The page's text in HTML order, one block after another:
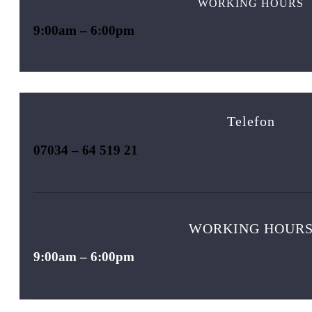
WORKING HOURS
9:00am – 6:00pm
Telefon
07034 – 64 519 21
WORKING
9:00am – 6:00pm